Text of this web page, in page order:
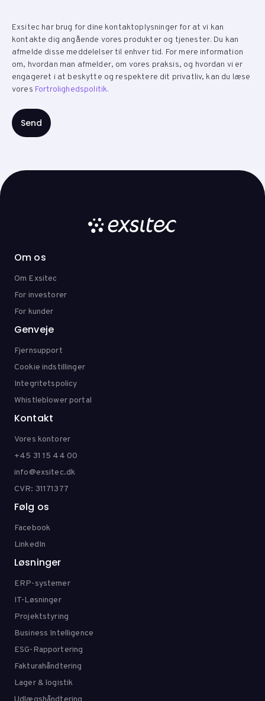
Exsitec har brug for dine kontaktoplysninger for at vi kan
kontakte dig angående vores produkter og tjenester. Du kan
afmelde disse meddelelser til enhver tid. For mere information
om, hvordan man afmelder, om vores praksis, og hvordan vi er
engageret i at beskytte og respektere dit privatliv, kan du læse
vores Fortrolighedspolitik.
Om os
Om Exsitec
For investorer
For kunder
Genveje
Fjernsupport
Cookie indstillinger
Integritetspolicy
Whistleblower portal
Kontakt
Vores kontorer
+45 31 15 44 00
info@exsitec.dk
CVR: 31171377
Følg os
Facebook
LinkedIn
Løsninger
ERP-systemer
IT-Løsninger
Projektstyring
Business Intelligence
ESG-Rapportering
Fakturahåndtering
Lager & logistik